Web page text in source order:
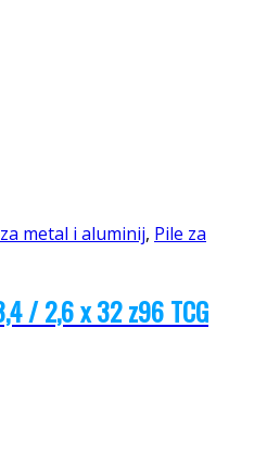
metal i aluminij, Pile za
/ 2,6 x 32 z96 TCG